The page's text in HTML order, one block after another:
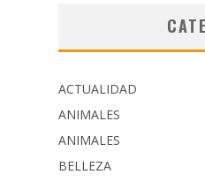
ACTUALIDAD
ANIMALES
ANIMALES
BELLEZA